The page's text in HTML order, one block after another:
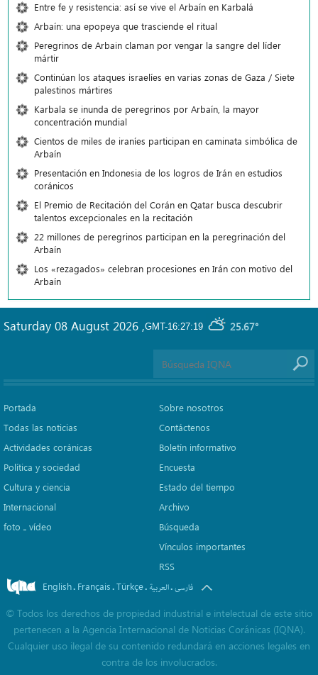
Entre fe y resistencia: así se vive el Arbaín en Karbalá
Arbaín: una epopeya que trasciende el ritual
Peregrinos de Arbain claman por vengar la sangre del líder
mártir
Continúan los ataques israelíes en varias zonas de Gaza / Siete
palestinos mártires
Karbala se inunda de peregrinos por Arbaín, la mayor
concentración mundial
Cientos de miles de iraníes participan en caminata simbólica de
Arbaín
Presentación en Indonesia de los logros de Irán en estudios
coránicos
El Premio de Recitación del Corán en Qatar busca descubrir
talentos excepcionales en la recitación
22 millones de peregrinos participan en la peregrinación del
Arbaín
Los «rezagados» celebran procesiones en Irán con motivo del
Arbaín
GMT-16:27:19 25.67°
Saturday 08 August 2026 ,
Portada
Todas las noticias
Actividades coránicas
Política y sociedad
Cultura y ciencia
Internacional
foto ـ vídeo
Sobre nosotros
Contáctenos
Boletín informativo
Encuesta
Estado del tiempo
Archivo
Búsqueda
Vínculos importantes
RSS
English. Français.Türkçe. العربیة.فارسی
© Todos los derechos de propiedad industrial e intelectual de este sitio
pertenecen a la Agencia Internacional de Noticias Coránicas (IQNA).
Cualquier uso ilegal de su contenido redundará en acciones legales en
contra de los involucrados.